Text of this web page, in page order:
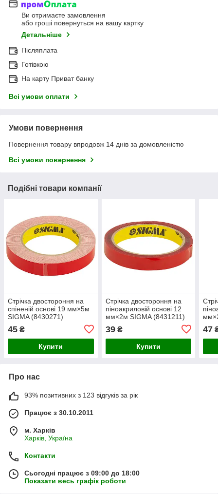
Ви отримаєте замовлення
або гроші повернуться на вашу картку
Детальніше
Післяплата
Готівкою
На карту Приват банку
Всі умови оплати
Умови повернення
Повернення товару впродовж 14 днів за домовленістю
Всі умови повернення
Подібні товари компанії
Стрічка двостороння на
спіненій основі 19 мм×5м
SIGMA (8430271)
45 ₴
Купити
Стрічка двостороння на
піноакриловій основі 12
мм×2м SIGMA (8431211)
39₴
Купити
47
Про нас
93% позитивних з 123 відгуків за рік
Працює з 30.10.2011
м. Харків
Харків, Україна
Контакти
Сьогодні працює з 09:00 до 18:00
Показати весь графік роботи